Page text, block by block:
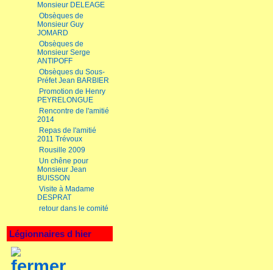
Monsieur DELEAGE
Obsèques de
Monsieur Guy
JOMARD
Obsèques de
Monsieur Serge
ANTIPOFF
Obsèques du Sous-
Préfet Jean BARBIER
Promotion de Henry
PEYRELONGUE
Rencontre de l'amitié
2014
Repas de l'amitié
2011 Trévoux
Rousille 2009
Un chêne pour
Monsieur Jean
BUISSON
Visite à Madame
DESPRAT
retour dans le comité
Légionnaires d hier